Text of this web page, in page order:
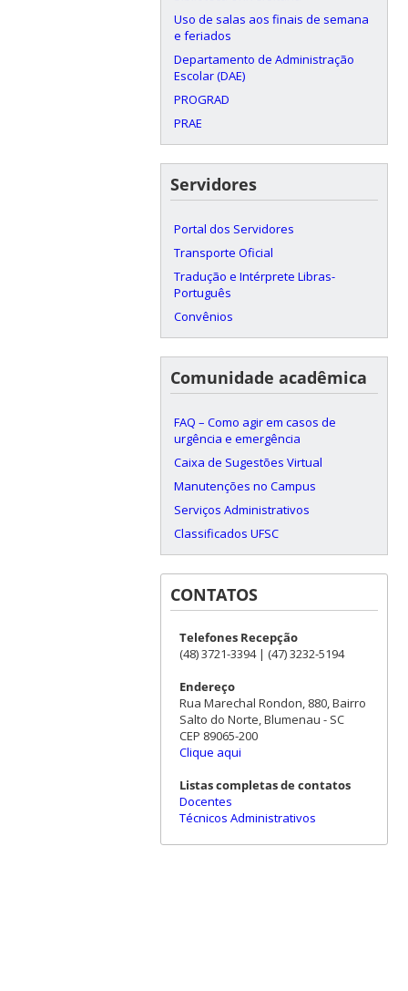
Uso de salas aos finais de semana
e feriados
Departamento de Administração
Escolar (DAE)
PROGRAD
PRAE
Servidores
Portal dos Servidores
Transporte Oficial
Tradução e Intérprete Libras-
Português
Convênios
Comunidade acadêmica
FAQ – Como agir em casos de
urgência e emergência
Caixa de Sugestões Virtual
Manutenções no Campus
Serviços Administrativos
Classificados UFSC
CONTATOS
Telefones Recepção
(48) 3721-3394 | (47) 3232-5194
Endereço
Rua Marechal Rondon, 880, Bairro
Salto do Norte, Blumenau - SC
CEP 89065-200
Clique aqui
Listas completas de contatos
Docentes
Técnicos Administrativos